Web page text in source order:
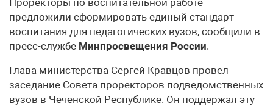
Проректоры по воспитательной работе
предложили сформировать единый стандарт
воспитания для педагогических вузов, сообщили в
пресс-службе Минпросвещения России.
Глава министерства Сергей Кравцов провел
заседание Совета проректоров подведомственных
вузов в Чеченской Республике. Он поддержал эту